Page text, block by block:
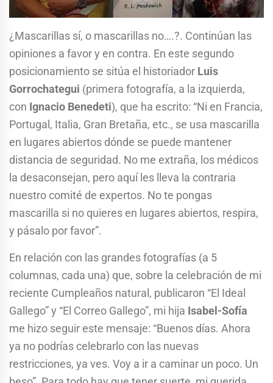
¿Mascarillas sí, o mascarillas no….?. Continúan las
opiniones a favor y en contra. En este segundo
posicionamiento se sitúa el historiador Luis
Gorrochategui (primera fotografía, a la izquierda,
con Ignacio Benedeti), que ha escrito: “Ni en Francia,
Portugal, Italia, Gran Bretaña, etc., se usa mascarilla
en lugares abiertos dónde se puede mantener
distancia de seguridad. No me extraña, los médicos
la desaconsejan, pero aquí les lleva la contraria
nuestro comité de expertos. No te pongas
mascarilla si no quieres en lugares abiertos, respira,
y pásalo por favor”.
En relación con las grandes fotografías (a 5
columnas, cada una) que, sobre la celebración de mi
reciente Cumpleaños natural, publicaron “El Ideal
Gallego” y “El Correo Gallego”, mi hija Isabel-Sofía
me hizo seguir este mensaje: “Buenos días. Ahora
ya no podrías celebrarlo con las nuevas
restricciones, ya ves. Voy a ir a caminar un poco. Un